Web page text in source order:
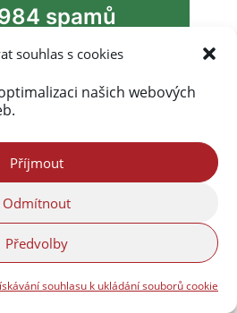
souhlas s cookies
našich webových
Příjmout
Odmítnout
Předvolby
souhlasu k ukládání souborů cookie
spamů